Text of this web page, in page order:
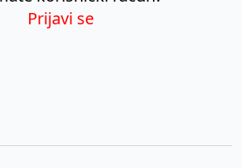
Prijavi se